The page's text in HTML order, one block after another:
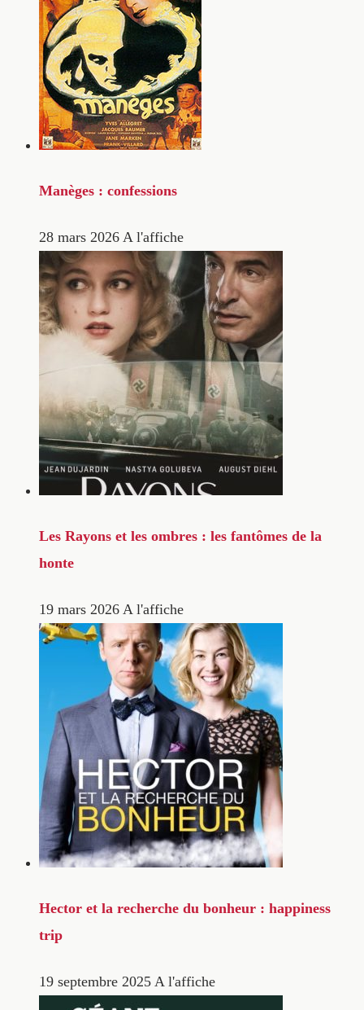
Manèges : confessions
28 mars 2026 A l'affiche
Les Rayons et les ombres : les fantômes de la
honte
19 mars 2026 A l'affiche
Hector et la recherche du bonheur : happiness
trip
19 septembre 2025 A l'affiche